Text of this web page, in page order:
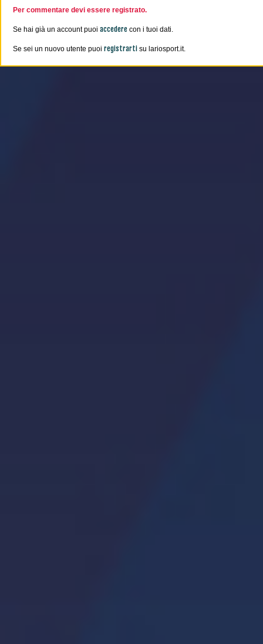
Per commentare devi essere registrato.
Se hai già un account puoi accedere con i tuoi dati.
Se sei un nuovo utente puoi registrarti su lariosport.it.